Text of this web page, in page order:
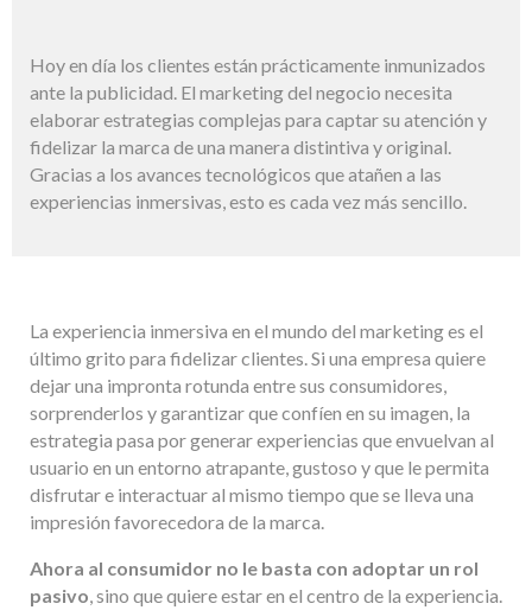
Hoy en día los clientes están prácticamente inmunizados
ante la publicidad. El marketing del negocio necesita
elaborar estrategias complejas para captar su atención y
fidelizar la marca de una manera distintiva y original.
Gracias a los avances tecnológicos que atañen a las
experiencias inmersivas, esto es cada vez más sencillo.
La experiencia inmersiva en el mundo del marketing es el
último grito para fidelizar clientes. Si una empresa quiere
dejar una impronta rotunda entre sus consumidores,
sorprenderlos y garantizar que confíen en su imagen, la
estrategia pasa por generar experiencias que envuelvan al
usuario en un entorno atrapante, gustoso y que le permita
disfrutar e interactuar al mismo tiempo que se lleva una
impresión favorecedora de la marca.
Ahora al consumidor no le basta con adoptar un rol
pasivo, sino que quiere estar en el centro de la experiencia.